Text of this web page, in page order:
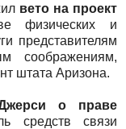
вето на проект
физических и
представителям
соображениям,
штата Аризона.
о праве
средств связи